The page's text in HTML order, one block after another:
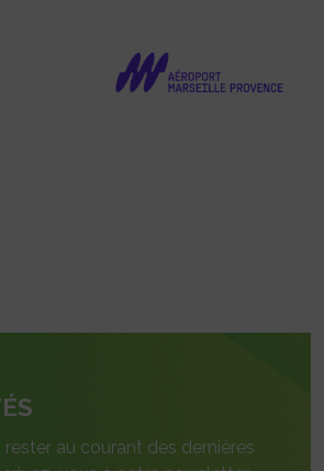
au courant des dernières